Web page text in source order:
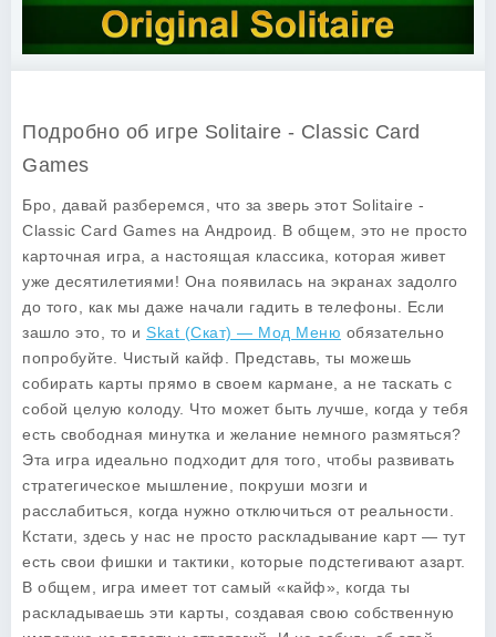
Подробно об игре Solitaire - Classic Card
Games
Бро, давай разберемся, что за зверь этот Solitaire -
Classic Card Games на Андроид. В общем, это не просто
карточная игра, а настоящая классика, которая живет
уже десятилетиями! Она появилась на экранах задолго
до того, как мы даже начали гадить в телефоны. Если
зашло это, то и Skat (Скат) — Мод Меню обязательно
попробуйте. Чистый кайф. Представь, ты можешь
собирать карты прямо в своем кармане, а не таскать с
собой целую колоду. Что может быть лучше, когда у тебя
есть свободная минутка и желание немного размяться?
Эта игра идеально подходит для того, чтобы развивать
стратегическое мышление, покруши мозги и
расслабиться, когда нужно отключиться от реальности.
Кстати, здесь у нас не просто раскладывание карт — тут
есть свои фишки и тактики, которые подстегивают азарт.
В общем, игра имеет тот самый «кайф», когда ты
раскладываешь эти карты, создавая свою собственную